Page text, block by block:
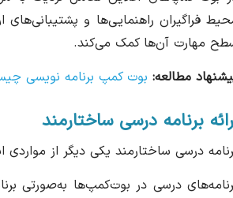
فراگیران راهنمایی‌ها و
مهارت آن‌ها کمک می‌کند.
مطالعه: بوت کمپ برنامه نویسی
برنامه درسی ساختارمند
درسی ساختارمند یکی دیگر از
درسی در بوت‌کمپ‌ها به‌صورتی